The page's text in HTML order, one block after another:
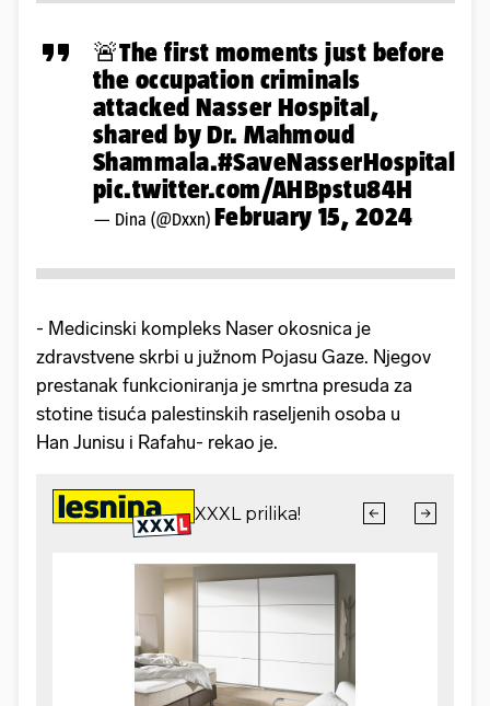
🚨The first moments just before
the occupation criminals
attacked Nasser Hospital,
shared by Dr. Mahmoud
Shammala.#SaveNasserHospital
pic.twitter.com/AHBpstu84H
— Dina (@Dxxn) February 15, 2024
- Medicinski kompleks Naser okosnica je
zdravstvene skrbi u južnom Pojasu Gaze. Njegov
prestanak funkcioniranja je smrtna presuda za
stotine tisuća palestinskih raseljenih osoba u
Han Junisu i Rafahu- rekao je.